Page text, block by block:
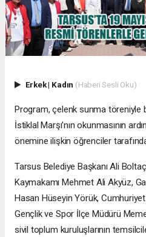
Erkek| Kadın (Haberi Sesli Oku)
Program, çelenk sunma töreniyle
İstiklal Marşı’nın okunmasının
önemine ilişkin öğrenciler
Tarsus Belediye Başkanı Ali
Kaymakamı Mehmet Ali Akyüz,
Hasan Hüseyin Yörük, Cumhuriyet
Gençlik ve Spor İlçe Müdürü
sivil toplum kuruluşlarının